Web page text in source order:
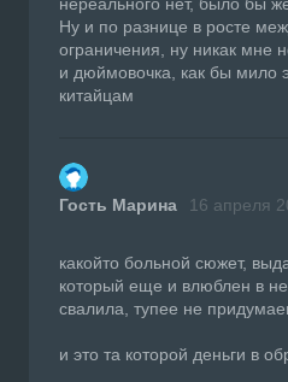
Ну и по разнице в росте
ограничения, ну никак мне
и дюймовочка, как бы мило
китайцам
Гость Марина 16 апреля
какойто больной сюжет,
который еще и влюблен в
свалила, тупее не
и это та которой деньги в